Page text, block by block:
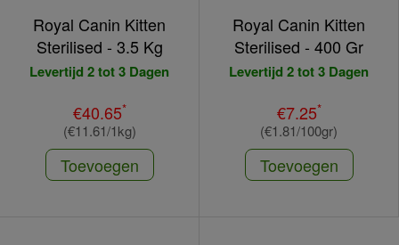
Royal Canin Kitten
Sterilised - 3.5 Kg
Levertijd 2 tot 3 Dagen
€40.65*
(€11.61/1kg)
Toevoegen
Royal Canin Kitten
Sterilised - 400 Gr
Levertijd 2 tot 3 Dagen
€7.25*
(€1.81/100gr)
Toevoegen